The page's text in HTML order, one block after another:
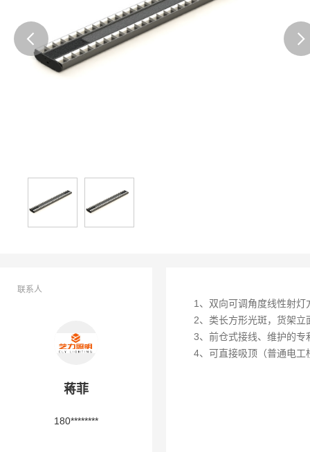
联系人
蒋菲
180********
1、双向可调角度线性射
2、类长方形光斑，货架
3、前仓式接线、维护的
4、可直接吸顶（普通电